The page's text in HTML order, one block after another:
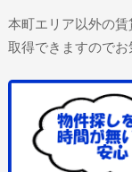
本町エリア以外の
取得できますのでお